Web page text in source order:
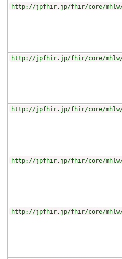
http://jpfhir.jp/fhir/core/mhlw/
http://jpfhir.jp/fhir/core/mhlw/
http://jpfhir.jp/fhir/core/mhlw/
http://jpfhir.jp/fhir/core/mhlw/
http://jpfhir.jp/fhir/core/mhlw/